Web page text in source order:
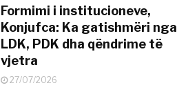
Formimi i institucioneve,
Konjufca: Ka gatishmëri nga
LDK, PDK dha qëndrime të
vjetra
27/07/2026